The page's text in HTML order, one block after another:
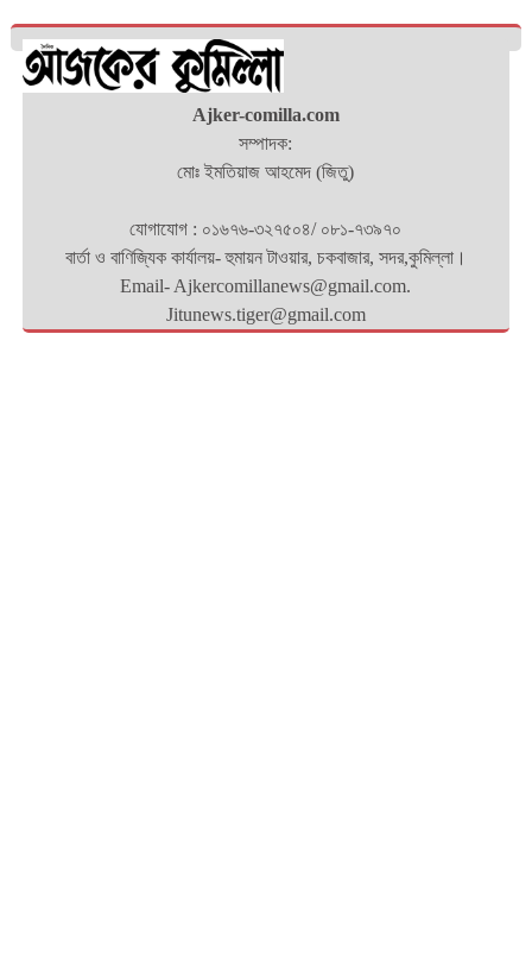
Ajker-comilla.com
সম্পাদক:
মোঃ ইমতিয়াজ আহমেদ (জিতু)
যোগাযোগ : ০১৬৭৬-৩২৭৫০৪/ ০৮১-৭৩৯৭০
বার্তা ও বাণিজ্যিক কার্যালয়- হুমায়ন টাওয়ার, চকবাজার, সদর,কুমিল্লা।
Email- Ajkercomillanews@gmail.com.
Jitunews.tiger@gmail.com